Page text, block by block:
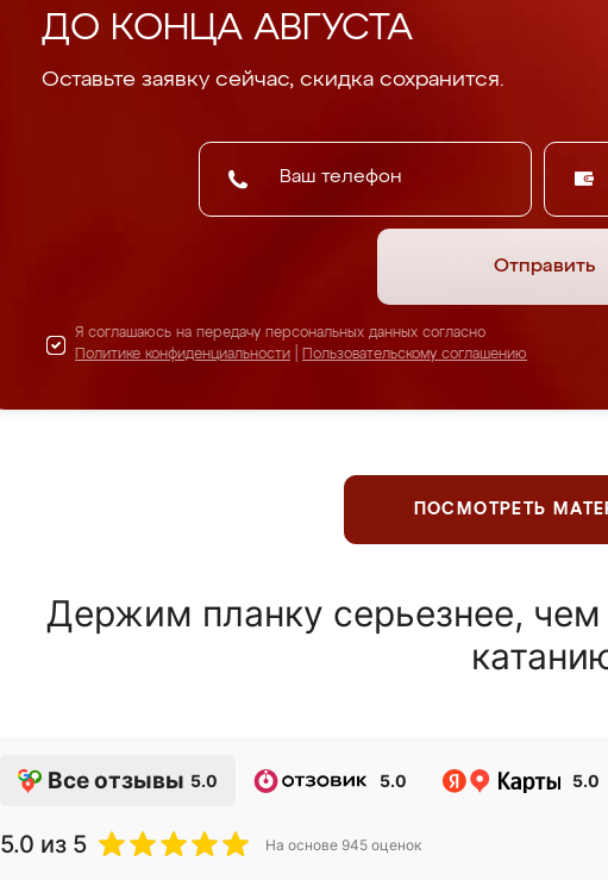
ДО КОНЦА АВГУСТА
Оставьте заявку сейчас, скидка сохранится.
Отправить
Я соглашаюсь на передачу персональных данных согласно
Политике конфиденциальности
Пользовательскому соглашению
ПОСМОТРЕТЬ
Держим планку серьезнее,
Все отзывы 5.0 5.0 5.0
5.0 из 5 На основе 945 оценок